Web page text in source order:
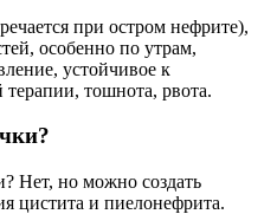
при остром нефрите),
особенно по утрам,
устойчивое к
тошнота, рвота.
Нет, но можно создать
цистита и пиелонефрита.